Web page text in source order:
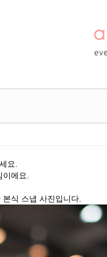
요.
이에요.
식 스냅 사진입니다.